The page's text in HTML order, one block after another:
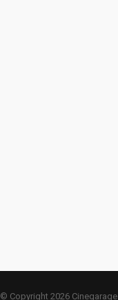
© Copyright 2026 Cinegarage